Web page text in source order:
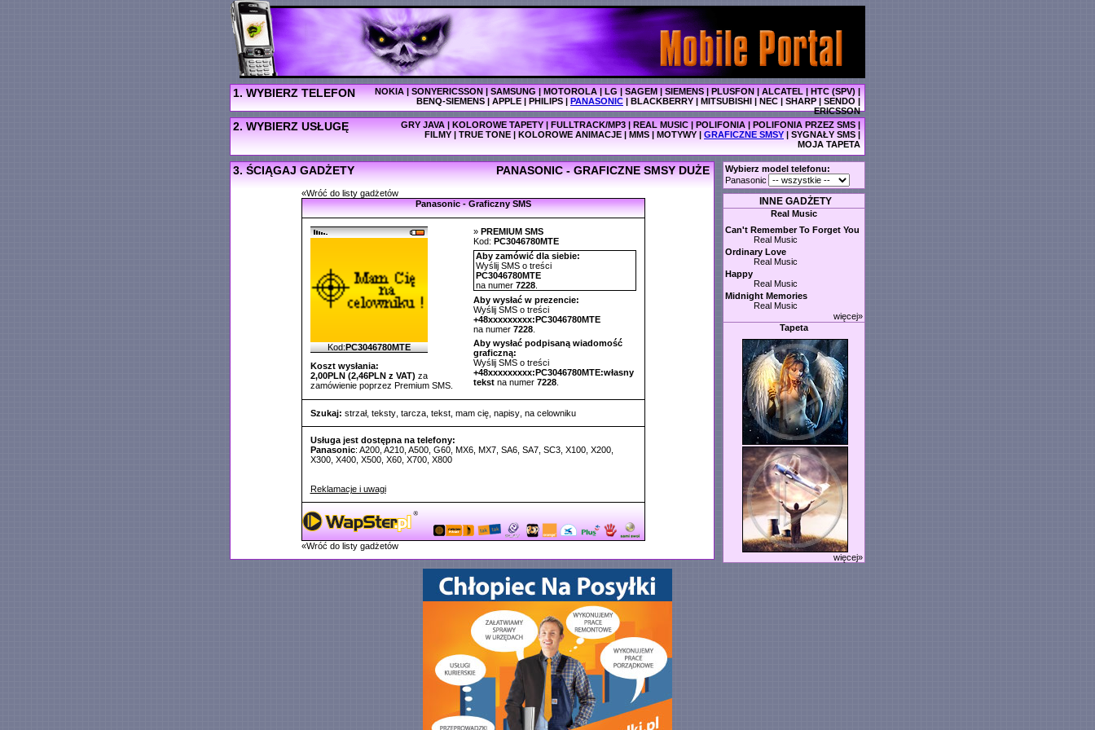
1. WYBIERZ TELEFON NOKIA|SONYERICSSON|SAMSUNG|MOTOROLA|LG|SAGEM|SIEMENS|PLUSFON|ALCATEL|HTC (SPV)|
BENQ-SIEMENS|APPLE|PHILIPS|PANASONIC|BLACKBERRY|MITSUBISHI|NEC|SHARP|SENDO|
ERICSSON
2. WYBIERZ USŁUGĘ GRY JAVA | KOLOROWE TAPETY | FULLTRACK/MP3 | REAL MUSIC | POLIFONIA | POLIFONIA PRZEZ SMS |
FILMY | TRUE TONE | KOLOROWE ANIMACJE | MMS | MOTYWY | GRAFICZNE SMSY | SYGNAŁY SMS |
MOJA TAPETA
3. ŚCIĄGAJ GADŻETY PANASONIC - GRAFICZNE SMSY DUŻE
«Wróć do listy gadżetów
Panasonic - Graficzny SMS
Kod:PC3046780MTE
Koszt wysłania:
2,00PLN (2,46PLN z VAT) za
zamówienie poprzez Premium SMS.
» PREMIUM SMS
Kod: PC3046780MTE
Aby zamówić dla siebie:
Wyślij SMS o treści
PC3046780MTE
na numer 7228.
Aby wysłać w prezencie:
Wyślij SMS o treści
+48xxxxxxxxx:PC3046780MTE
na numer 7228.
Aby wysłać podpisaną wiadomość
graficzną:
Wyślij SMS o treści
+48xxxxxxxxx:PC3046780MTE:własny
tekstna numer 7228.
Szukaj: strzał, teksty, tarcza, tekst, mam cię, napisy, na celowniku
Usługa jest dostępna na telefony:
Panasonic: A200, A210, A500, G60, MX6, MX7, SA6, SA7, SC3, X100, X200,
X300, X400, X500, X60, X700, X800
Reklamacje i uwagi
«Wróć do listy gadżetów
Wybierz model telefonu:
Panasonic
INNE GADŻETY
Real Music
Can't Remember To Forget You
Real Music
Ordinary Love
Real Music
Happy
Real Music
Midnight Memories
Real Music
więcej»
Tapeta
więcej»